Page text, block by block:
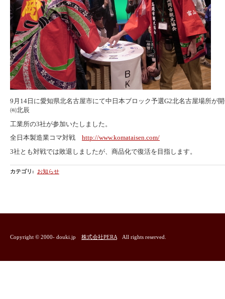
9月14日に愛知県北名古屋市にて中日本ブロック予選G2北名古屋場所が
㈲北辰
工業所の3社が参加いたしました。
全日本製造業コマ対戦 http://www.komataisen.com/
3社とも対戦では敗退しましたが、商品化で復活を目指します。
カテゴリ : お知らせ
Copyright © 2000- douki.jp 株式会社PERA All rights reserved.